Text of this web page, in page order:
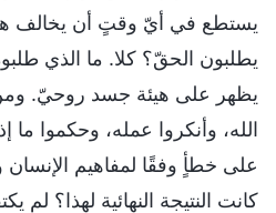
يستطع في أيّ وقتٍ أن يخالف
يطلبون الحقّ؟ كلا. ما الذي
يظهر على هيئة جسد روحيّ.
الله، وأنكروا عمله، وحكموا
على خطأٍ وفقًا لمفاهيم الإنسان
كانت النتيجة النهائية لهذا؟ لم